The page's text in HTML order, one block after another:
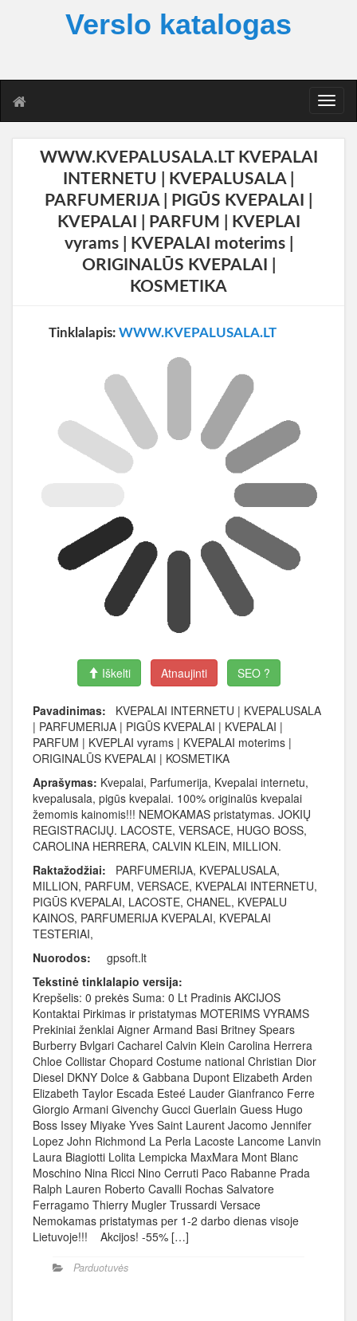
Verslo katalogas
T
o
WWW.KVEPALUSALA.LT KVEPALAI
INTERNETU | KVEPALUSALA |
PARFUMERIJA | PIGŪS KVEPALAI |
KVEPALAI | PARFUM | KVEPLAI
vyrams | KVEPALAI moterims |
ORIGINALŪS KVEPALAI |
KOSMETIKA
Tinklalapis: WWW.KVEPALUSALA.LT
Iškelti Atnaujinti SEO ?
Pavadinimas: KVEPALAI INTERNETU | KVEPALUSALA
| PARFUMERIJA | PIGŪS KVEPALAI | KVEPALAI |
PARFUM | KVEPLAI vyrams | KVEPALAI moterims |
ORIGINALŪS KVEPALAI | KOSMETIKA
Aprašymas: Kvepalai, Parfumerija, Kvepalai internetu,
kvepalusala, pigūs kvepalai. 100% originalūs kvepalai
žemomis kainomis!!! NEMOKAMAS pristatymas. JOKIŲ
REGISTRACIJŲ. LACOSTE, VERSACE, HUGO BOSS,
CAROLINA HERRERA, CALVIN KLEIN, MILLION.
Raktažodžiai: PARFUMERIJA, KVEPALUSALA,
MILLION, PARFUM, VERSACE, KVEPALAI INTERNETU,
PIGŪS KVEPALAI, LACOSTE, CHANEL, KVEPALU
KAINOS, PARFUMERIJA KVEPALAI, KVEPALAI
TESTERIAI,
Nuorodos: gpsoft.lt
Tekstinė tinklalapio versija:
Krepšelis: 0 prekės Suma: 0 Lt Pradinis AKCIJOS
Kontaktai Pirkimas ir pristatymas MOTERIMS VYRAMS
Prekiniai ženklai Aigner Armand Basi Britney Spears
Burberry Bvlgari Cacharel Calvin Klein Carolina Herrera
Chloe Collistar Chopard Costume national Christian Dior
Diesel DKNY Dolce & Gabbana Dupont Elizabeth Arden
Elizabeth Taylor Escada Esteé Lauder Gianfranco Ferre
Giorgio Armani Givenchy Gucci Guerlain Guess Hugo
Boss Issey Miyake Yves Saint Laurent Jacomo Jennifer
Lopez John Richmond La Perla Lacoste Lancome Lanvin
Laura Biagiotti Lolita Lempicka MaxMara Mont Blanc
Moschino Nina Ricci Nino Cerruti Paco Rabanne Prada
Ralph Lauren Roberto Cavalli Rochas Salvatore
Ferragamo Thierry Mugler Trussardi Versace
Nemokamas pristatymas per 1-2 darbo dienas visoje
Lietuvoje!!! Akcijos! -55% […]
Parduotuvės